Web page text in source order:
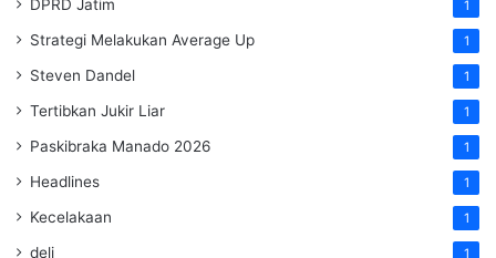
DPRD Jatim 1
Strategi Melakukan Average Up 1
Steven Dandel 1
Tertibkan Jukir Liar 1
Paskibraka Manado 2026 1
Headlines 1
Kecelakaan 1
deli 1